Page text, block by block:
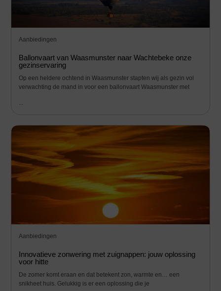
Aanbiedingen
Ballonvaart van Waasmunster naar Wachtebeke onze
gezinservaring
Op een heldere ochtend in Waasmunster stapten wij als gezin vol
verwachting de mand in voor een ballonvaart Waasmunster met
...
Aanbiedingen
Innovatieve zonwering met zuignappen: jouw oplossing
voor hitte
De zomer komt eraan en dat betekent zon, warmte en… een
snikheet huis. Gelukkig is er een oplossing die je